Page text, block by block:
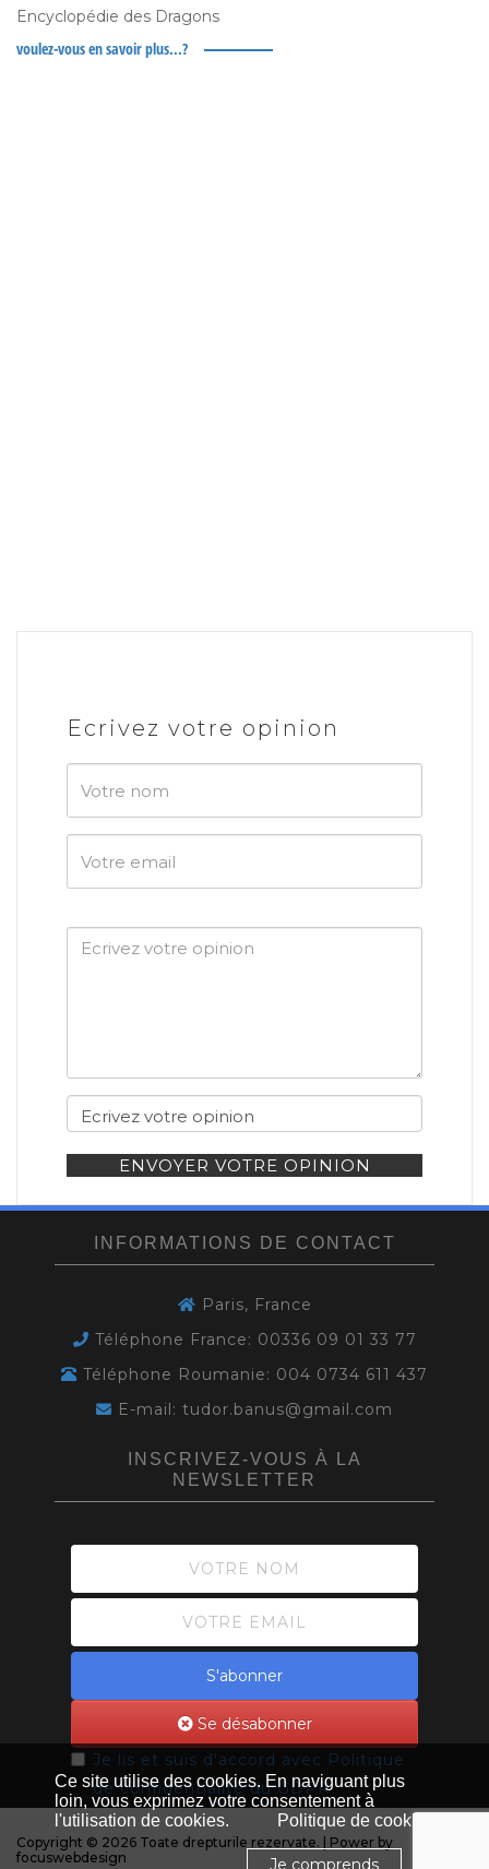
Encyclopédie des Dragons
voulez-vous en savoir plus...?
Ecrivez votre opinion
Votre
nom
Votre
email
ENVOYER VOTRE OPINION
INFORMATIONS DE CONTACT
Paris, France
Téléphone France: 00336 09 01 33 77
Téléphone Roumanie: 004 0734 611 437
E-mail: tudor.banus@gmail.com
INSCRIVEZ-VOUS À LA
NEWSLETTER
S'abonner
Se désabonner
Je lis et suis d'accord avec Politique
de confidentialité du GDPR
Copyright © 2026 Toate drepturile rezervate. | Power by
focuswebdesign
Ce site utilise des cookies. En naviguant plus
loin, vous exprimez votre consentement à
l'utilisation de cookies.
Politique de cookies
Je comprends